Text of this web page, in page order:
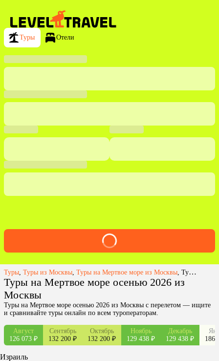
Туры Отели
Туры Туры из Москвы Туры на Мертвое море из Москвы Туры на Мертвое море осенью 2026 из Москвы
Туры на Мертвое море осенью 2026 из
Москвы
Туры на Мертвое море осенью 2026 из Москвы с перелетом — ищите
и сравнивайте туры онлайн по всем туроператорам.
Август
126 073 ₽
Сентябрь
132 200 ₽
Октябрь
132 200 ₽
Ноябрь
129 438 ₽
Декабрь
129 438 ₽
186
Израиль